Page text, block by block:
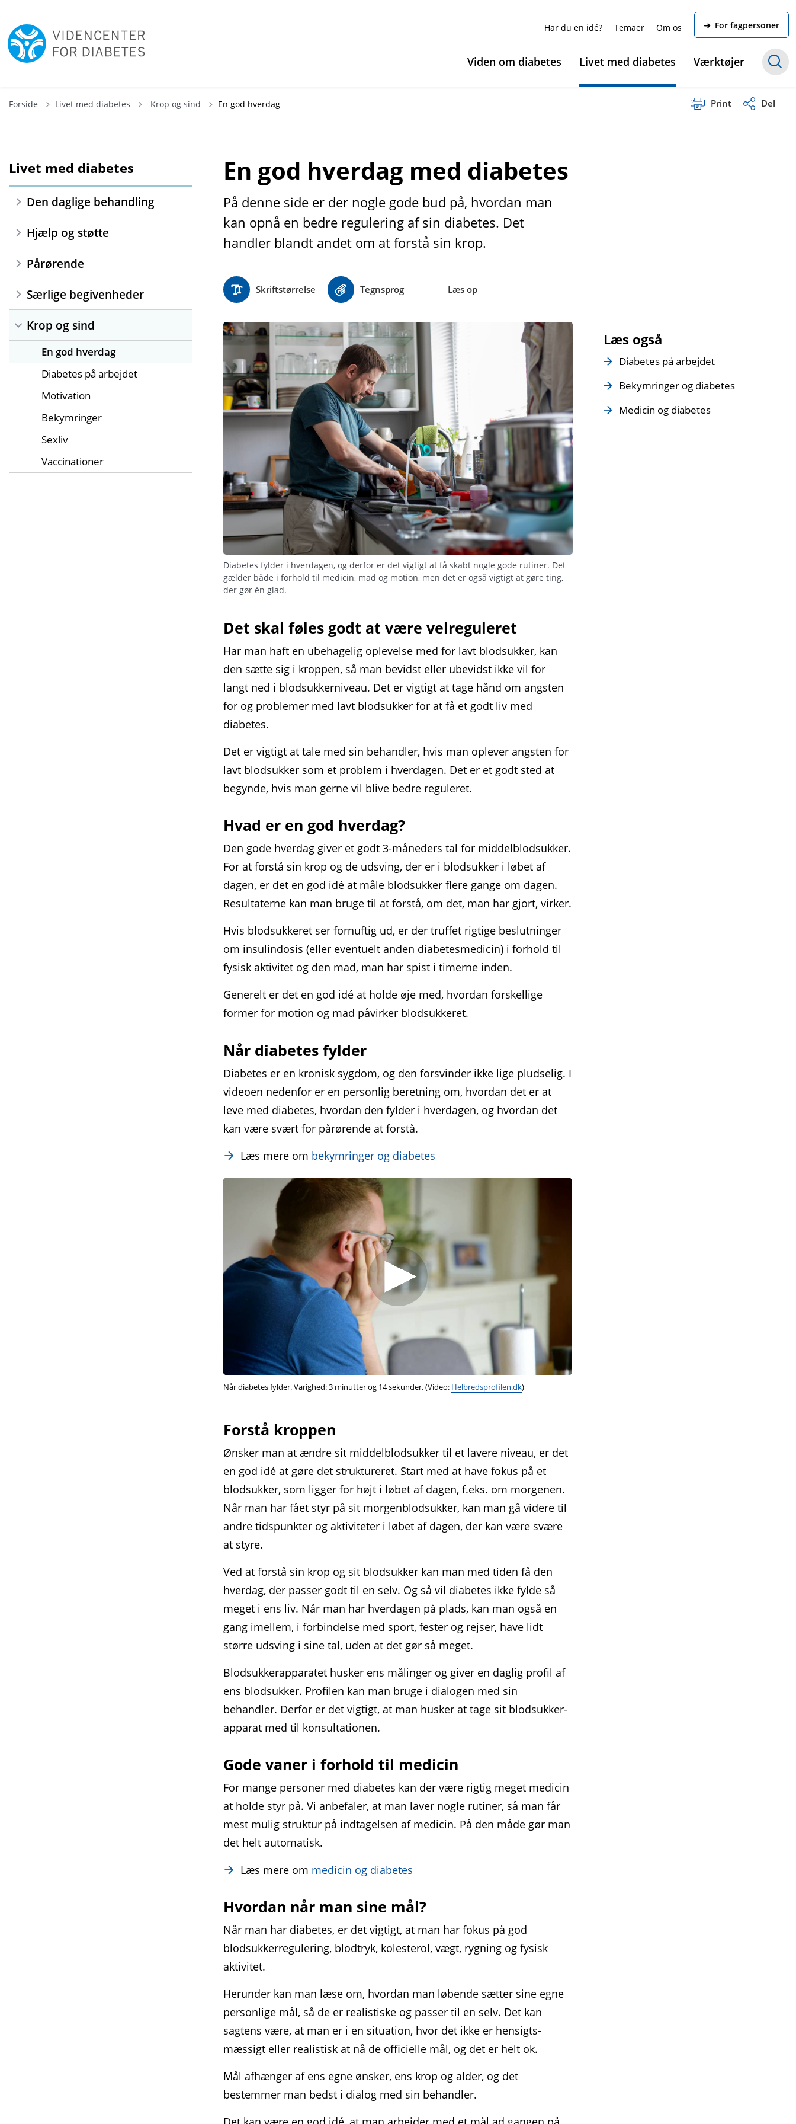
Har du en idé? Temaer Om os ➜ For fagpersoner
Viden om diabetes Livet med diabetes Værktøjer
Forside Livet med diabetes Tilbage til
Krop og sind En god hverdag Print Del
Livet med diabetes
Den daglige behandling
Hjælp og støtte
Pårørende
Særlige begivenheder
Krop og sind
En god hverdag
Diabetes på arbejdet
Motivation
Bekymringer
Sexliv
Vaccinationer
En god hverdag med diabetes
På denne side er der nogle gode bud på, hvordan man
kan opnå en bedre regulering af sin diabetes. Det
handler blandt andet om at forstå sin krop.
Skriftstørrelse Tegnsprog Læs op
Diabetes fylder i hverdagen, og derfor er det vigtigt at få skabt nogle gode rutiner. Det
gælder både i forhold til medicin, mad og motion, men det er også vigtigt at gøre ting,
der gør én glad.
Det skal føles godt at være velreguleret
Har man haft en ubehagelig oplevelse med for lavt blodsukker, kan
den sætte sig i kroppen, så man bevidst eller ubevidst ikke vil for
langt ned i blodsukker­niveau. Det er vigtigt at tage hånd om angsten
for og problemer med lavt blodsukker for at få et godt liv med
diabetes.
Det er vigtigt at tale med sin behandler, hvis man oplever angsten for
lavt blodsukker som et problem i hverdagen. Det er et godt sted at
begynde, hvis man gerne vil blive bedre reguleret.
Hvad er en god hverdag?
Den gode hverdag giver et godt 3-måneders tal for middel­blodsukker.
For at forstå sin krop og de udsving, der er i blodsukker i løbet af
dagen, er det en god idé at måle blodsukker flere gange om dagen.
Resultaterne kan man bruge til at forstå, om det, man har gjort, virker.
Hvis blodsukkeret ser fornuftig ud, er der truffet rigtige beslutninger
om insulindosis (eller eventuelt anden diabetes­medicin) i forhold til
fysisk aktivitet og den mad, man har spist i timerne inden.
Generelt er det en god idé at holde øje med, hvordan forskellige
former for motion og mad påvirker blodsukkeret.
Når diabetes fylder
Diabetes er en kronisk sygdom, og den forsvinder ikke lige pludselig. I
videoen nedenfor er en personlig beretning om, hvordan det er at
leve med diabetes, hvordan den fylder i hverdagen, og hvordan det
kan være svært for pårørende at forstå.
Læs mere om bekymringer og diabetes
Når diabetes fylder. Varighed: 3 minutter og 14 sekunder. (Video: Helbredsprofilen.dk)
Forstå kroppen
Ønsker man at ændre sit middel­blodsukker til et lavere niveau, er det
en god idé at gøre det struktureret. Start med at have fokus på et
blodsukker, som ligger for højt i løbet af dagen, f.eks. om morgenen.
Når man har fået styr på sit morgen­blodsukker, kan man gå videre til
andre tidspunkter og aktiviteter i løbet af dagen, der kan være svære
at styre.
Ved at forstå sin krop og sit blodsukker kan man med tiden få den
hverdag, der passer godt til en selv. Og så vil diabetes ikke fylde så
meget i ens liv. Når man har hverdagen på plads, kan man også en
gang imellem, i forbindelse med sport, fester og rejser, have lidt
større udsving i sine tal, uden at det gør så meget.
Blodsukker­apparatet husker ens målinger og giver en daglig profil af
ens blodsukker. Profilen kan man bruge i dialogen med sin
behandler. Derfor er det vigtigt, at man husker at tage sit blodsukker­
apparat med til konsultationen.
Gode vaner i forhold til medicin
For mange personer med diabetes kan der være rigtig meget medicin
at holde styr på. Vi anbefaler, at man laver nogle rutiner, så man får
mest mulig struktur på indtagelsen af medicin. På den måde gør man
det helt automatisk.
Læs mere om medicin og diabetes
Hvordan når man sine mål?
Når man har diabetes, er det vigtigt, at man har fokus på god
blodsukker­regulering, blodtryk, kolesterol, vægt, rygning og fysisk
aktivitet.
Herunder kan man læse om, hvordan man løbende sætter sine egne
personlige mål, så de er realistiske og passer til en selv. Det kan
sagtens være, at man er i en situation, hvor det ikke er hensigts­
mæssigt eller realistisk at nå de officielle mål, og det er helt ok.
Mål afhænger af ens egne ønsker, ens krop og alder, og det
bestemmer man bedst i dialog med sin behandler.
Læs også
Diabetes på arbejdet
Bekymringer og diabetes
Medicin og diabetes